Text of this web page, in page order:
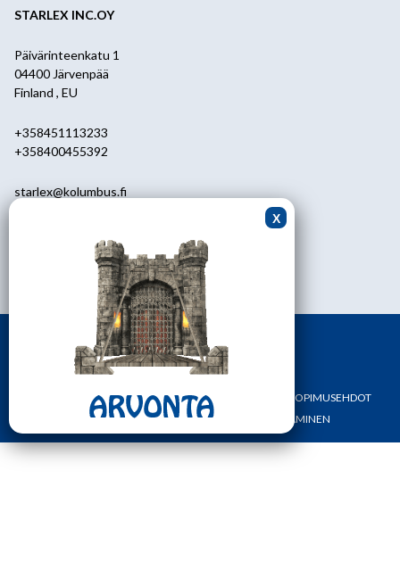
STARLEX INC.OY
Päivärinteenkatu 1
04400 Järvenpää
Finland , EU
+358451113233
+358400455392
starlex@kolumbus.fi
ark.klo 08.30-17.00
YHTEYSTIEDOT OMA TILI
TILAUS- JA SOPIMUSEHDOT
REKISTERI- JA TIETOSUOJASELOSTE
MAKSAMINEN